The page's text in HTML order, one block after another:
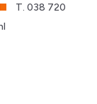
T. 038 720